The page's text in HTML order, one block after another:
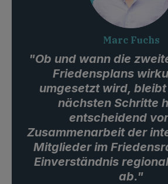
Marc Fuchs
"Ob und wann die
Friedensplans
umgesetzt wird,
nächsten Schritte
entscheidend
Zusammenarbeit der
Mitglieder im
Einverständnis
ab."